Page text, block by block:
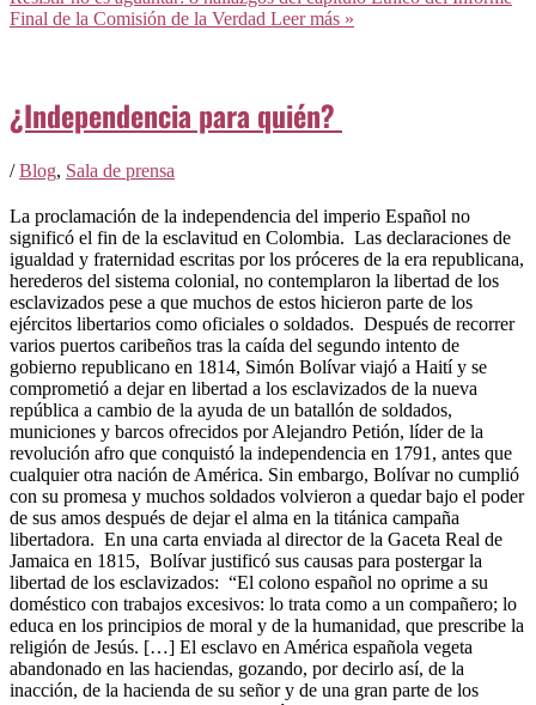
Final de la Comisión de la Verdad Leer más »
¿Independencia para quién?
/Blog, Sala de prensa
​La proclamación de la independencia del imperio Español no
significó el fin de la esclavitud en Colombia. Las declaraciones de
igualdad y fraternidad escritas por los próceres de la era republicana,
herederos del sistema colonial, no contemplaron la libertad de los
esclavizados pese a que muchos de estos hicieron parte de los
ejércitos libertarios como oficiales o soldados. Después de recorrer
varios puertos caribeños tras la caída del segundo intento de
gobierno republicano en 1814, Simón Bolívar viajó a Haití y se
comprometió a dejar en libertad a los esclavizados de la nueva
república a cambio de la ayuda de un batallón de soldados,
municiones y barcos ofrecidos por Alejandro Petión, líder de la
revolución afro que conquistó la independencia en 1791, antes que
cualquier otra nación de América. Sin embargo, Bolívar no cumplió
con su promesa y muchos soldados volvieron a quedar bajo el poder
de sus amos después de dejar el alma en la titánica campaña
libertadora. En una carta enviada al director de la Gaceta Real de
Jamaica en 1815, Bolívar justificó sus causas para postergar la
libertad de los esclavizados: “El colono español no oprime a su
doméstico con trabajos excesivos: lo trata como a un compañero; lo
educa en los principios de moral y de la humanidad, que prescribe la
religión de Jesús. […] El esclavo en América española vegeta
abandonado en las haciendas, gozando, por decirlo así, de la
inacción, de la hacienda de su señor y de una gran parte de los